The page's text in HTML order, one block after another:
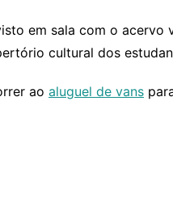
em sala com o
cultural dos
ao aluguel de vans